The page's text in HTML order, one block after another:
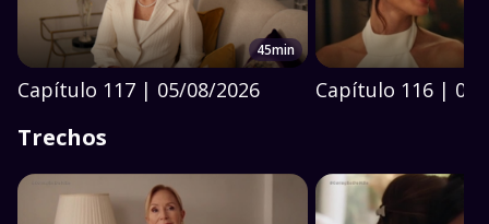
45min
Capítulo 117 | 05/08/2026 Capítulo 116 | 04/
Trechos